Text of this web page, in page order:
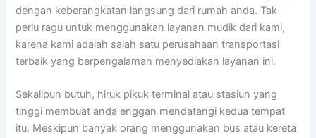
dengan keberangkatan langsung dari rumah anda. Tak
perlu ragu untuk menggunakan layanan mudik dari kami,
karena kami adalah salah satu perusahaan transportasi
terbaik yang berpengalaman menyediakan layanan ini.
Sekalipun butuh, hiruk pikuk terminal atau stasiun yang
tinggi membuat anda enggan mendatangi kedua tempat
itu. Meskipun banyak orang menggunakan bus atau kereta